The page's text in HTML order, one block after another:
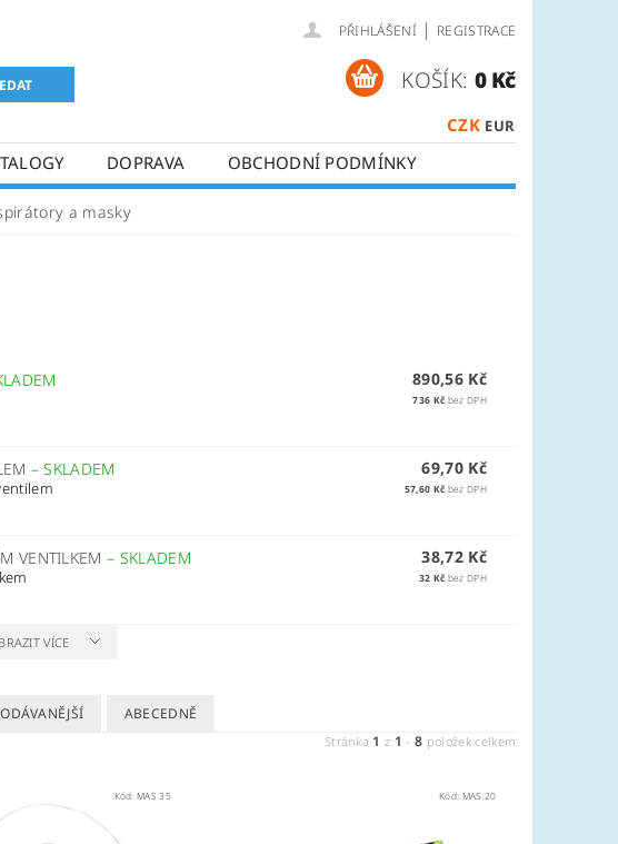
PŘIHLÁŠENÍ | REGISTRACE
CZK EUR
KOŠÍK: 0 Kč
DOPRAVA
OBCHODNÍ PODMÍNKY
a masky
890,56 Kč
736 Kč bez DPH
–SKLADEM 69,70 Kč
57,60 Kč bez DPH
VENTILKEM– SKLADEM 38,72 Kč
32 Kč bez DPH
VÍCE
ABECEDNĚ
Stránka 1 z 1 -8 položek celkem
Kód:MAS 35 Kód: MAS 20